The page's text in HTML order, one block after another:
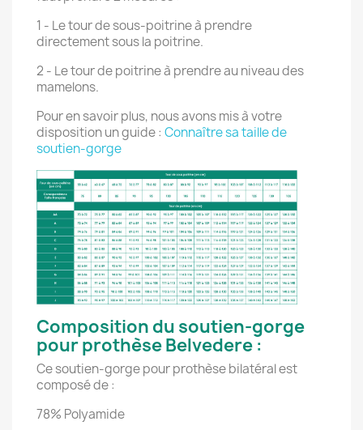
1 - Le tour de sous-poitrine à prendre
directement sous la poitrine.
2 - Le tour de poitrine à prendre au niveau des
mamelons.
Pour en savoir plus, nous avons mis à votre
disposition un guide : Connaître sa taille de
soutien-gorge
Composition du soutien-gorge
pour prothèse Belvedere :
Ce soutien-gorge pour prothèse bilatéral est
composé de :
78% Polyamide